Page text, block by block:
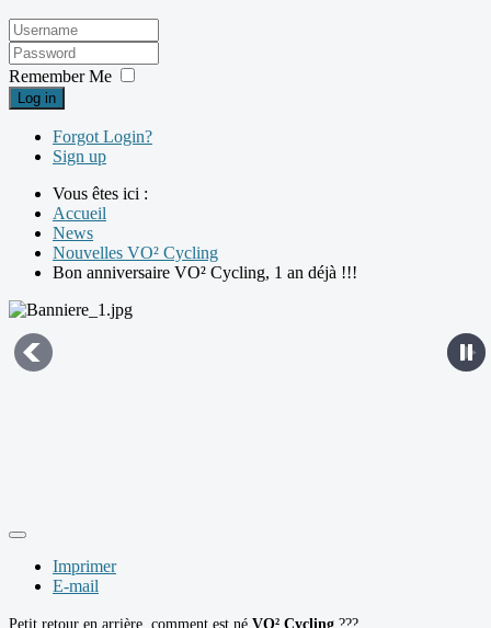
Remember Me
Log in
Forgot Login?
Sign up
Vous êtes ici :
Accueil
News
Nouvelles VO² Cycling
Bon anniversaire VO² Cycling, 1 an déjà !!!
Imprimer
E-mail
Petit retour en arrière, comment est né VO² Cycling ???